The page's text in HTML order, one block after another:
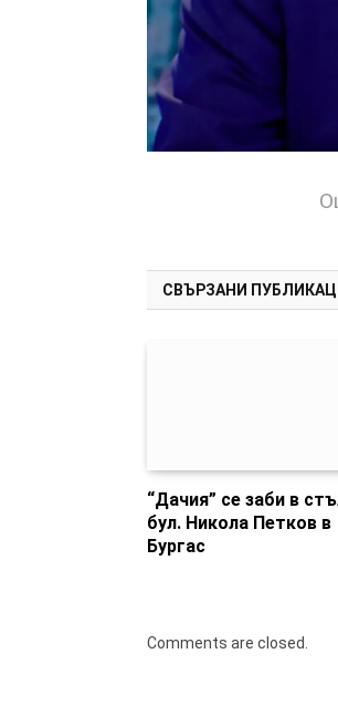
СВЪРЗАНИ
“Дачия” се заби в
бул. Никола Петков в
Бургас
Comments are closed.